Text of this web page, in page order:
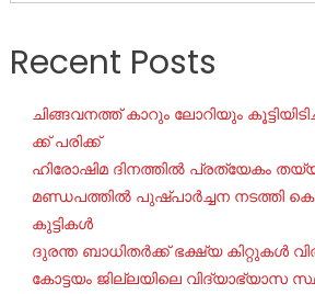
Recent Posts
ചി​ങ്ങ​വ​ന​ത്ത് കാ​റും ലോ​റി​യും
ക്ക് പ​രി​ക്ക്
ഹിരോഷിമ ദിനത്തിൽ പ്രത്യേകം
മണ്ഡപത്തിൽ പുഷ്പാർച്ചന നടത്തി
കുട്ടികൾ
ദുരന്ത ബാധിതർക്ക് ഭക്ഷ്യ കിറ്റുകൾ
കോട്ടയം ജില്ലയിലെ വിദ്യാഭ്യാസ